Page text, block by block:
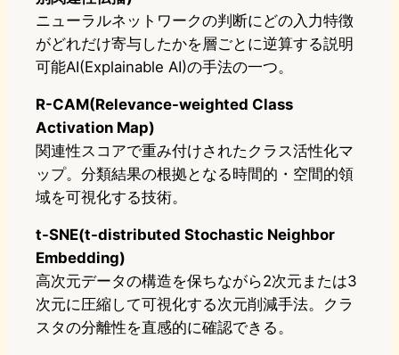
ニューラルネットワークの判断にどの入力特徴
がどれだけ寄与したかを層ごとに逆算する説明
可能AI(Explainable AI)の手法の一つ。
R-CAM(Relevance-weighted Class
Activation Map)
関連性スコアで重み付けされたクラス活性化マ
ップ。分類結果の根拠となる時間的・空間的領
域を可視化する技術。
t-SNE(t-distributed Stochastic Neighbor
Embedding)
高次元データの構造を保ちながら2次元または3
次元に圧縮して可視化する次元削減手法。クラ
スタの分離性を直感的に確認できる。